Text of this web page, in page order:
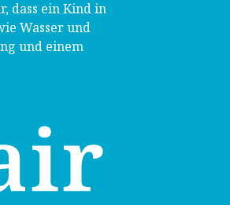
dass ein Kind in
Wasser und
und einem